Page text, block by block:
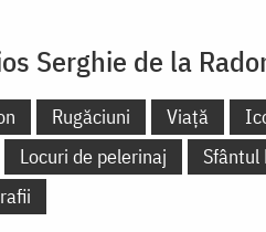
Serghie de la
Rugăciuni Viață
Locuri de pelerinaj
Sfântul